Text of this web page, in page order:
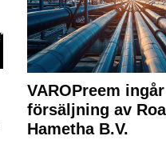
VAROPreem
försäljning av
Hametha B.V.